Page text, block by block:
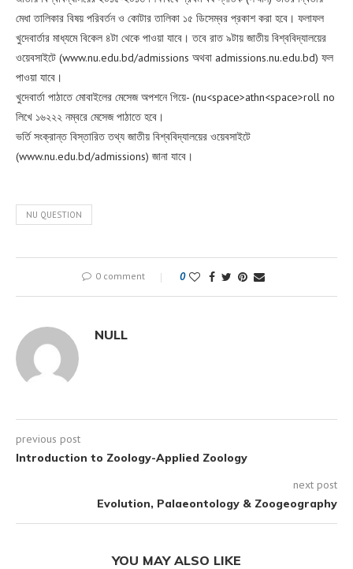
মেধা তালিকার বিষয় পরিবর্তন ও কোটার তালিকা ১৫ ডিসেম্বর প্রকাশ করা হবে। ফলাফল
খুদেবার্তার মাধ্যমে বিকেল ৪টা থেকে পাওয়া যাবে। তবে রাত ৯টায় জাতীয় বিশ্ববিদ্যালয়ের
ওয়েবসাইটে (www.nu.edu.bd/admissions অথবা admissions.nu.edu.bd) ফল
পাওয়া যাবে।
খুদেবার্তা পাঠাতে মোবাইলের মেসেজ অপশনে গিয়ে- (nu<space>athn<space>roll no
লিখে ১৬২২২ নম্বরে মেসেজ পাঠাতে হবে।
ভর্তি সংক্রান্ত বিস্তারিত তথ্য জাতীয় বিশ্ববিদ্যালয়ের ওয়েবসাইটে
(www.nu.edu.bd/admissions) জানা যাবে।
NU QUESTION
0 comment 0
NULL
previous post
Introduction to Zoology-Applied Zoology
next post
Evolution, Palaeontology & Zoogeography
YOU MAY ALSO LIKE